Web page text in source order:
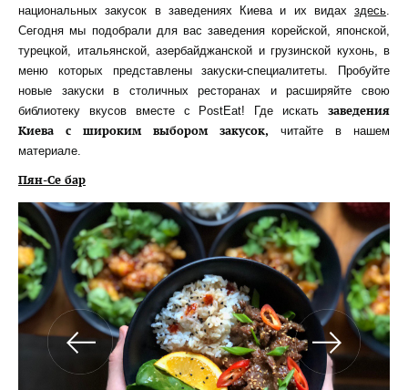
национальных закусок в заведениях Киева и их видах здесь.
Сегодня мы подобрали для вас заведения корейской, японской,
турецкой, итальянской, азербайджанской и грузинской кухонь, в
меню которых представлены закуски-специалитеты. Пробуйте
новые закуски в столичных ресторанах и расширяйте свою
библиотеку вкусов вместе с PostEat! Где искать заведения
Киева с широким выбором закусок, читайте в нашем
материале.
Пян-Се бар